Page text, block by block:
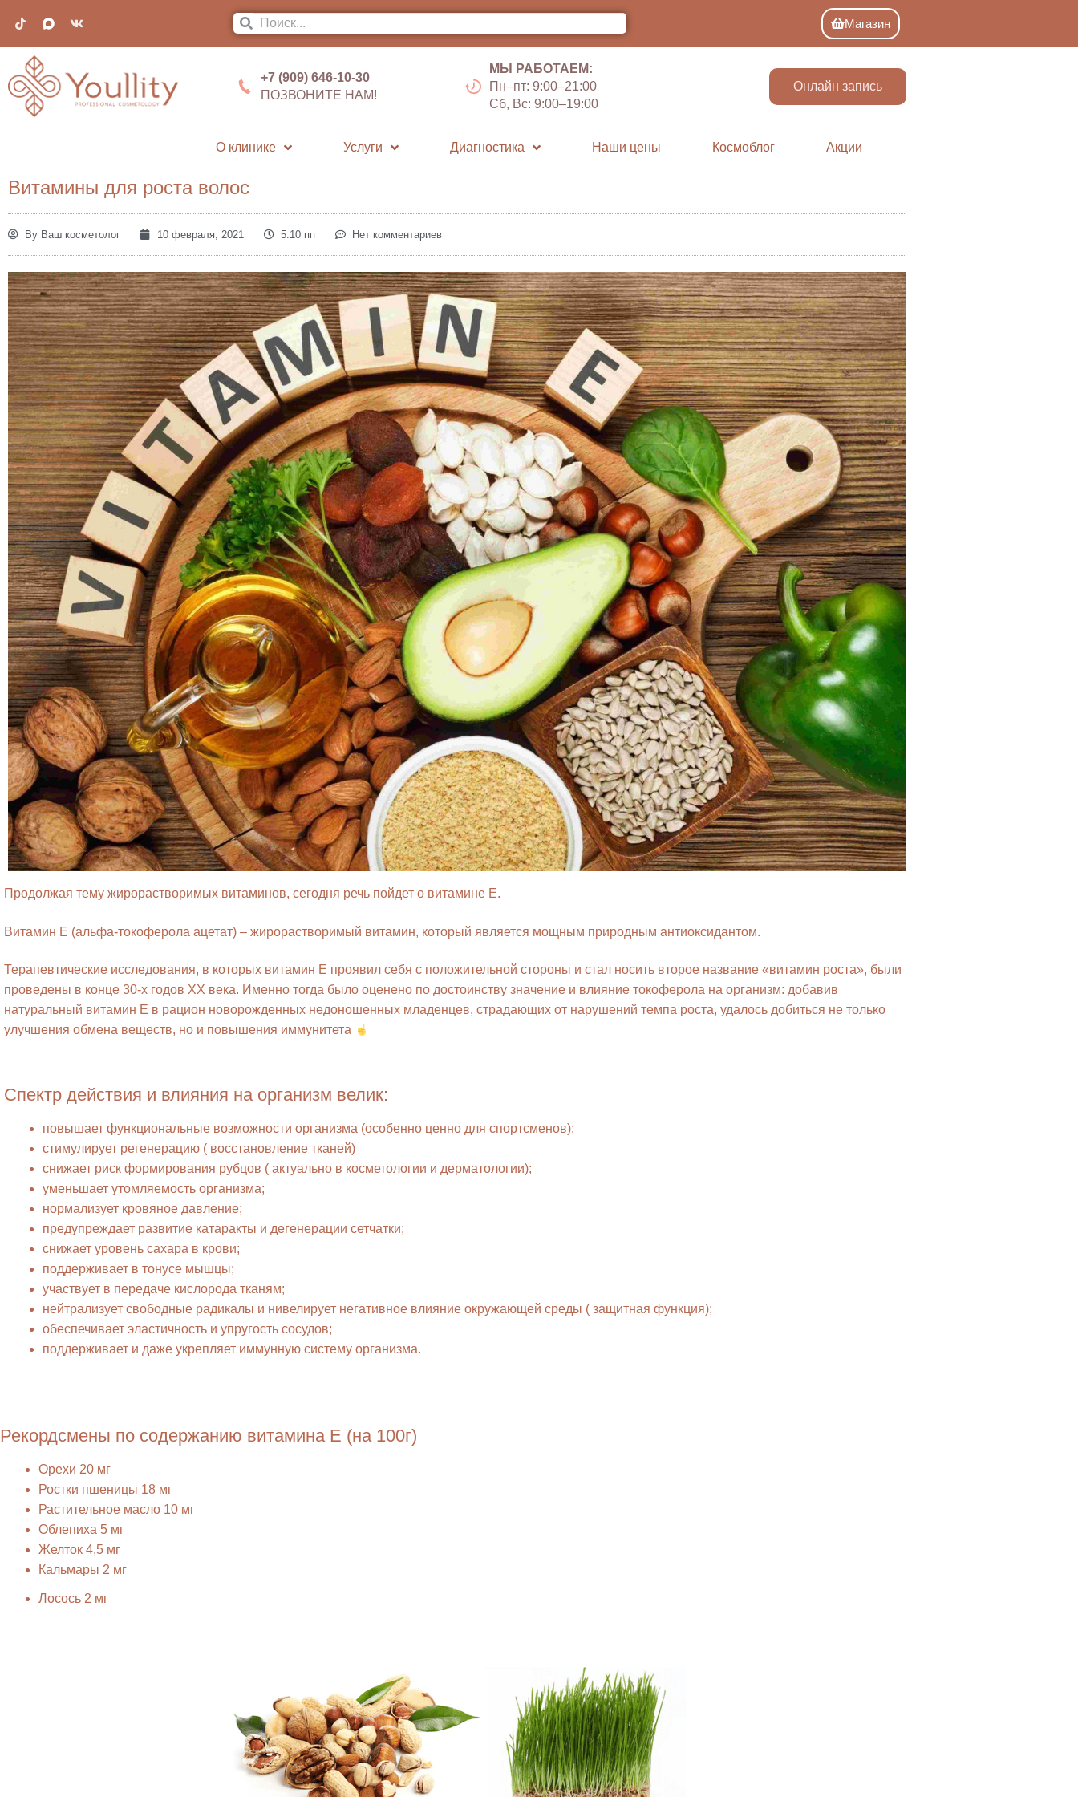
Магазин
+7 (909) 646-10-30
ПОЗВОНИТЕ НАМ!
МЫ РАБОТАЕМ:
Пн–пт: 9:00–21:00
Сб, Вс: 9:00–19:00
Онлайн запись
О клинике Услуги Диагностика Наши цены Космоблог Акции
Витамины для роста волос
By Ваш косметолог 10 февраля, 2021 5:10 пп Нет комментариев
Продолжая тему жирорастворимых витаминов, сегодня речь пойдет о витамине Е.
Витамин Е (альфа-токоферола ацетат) – жирорастворимый витамин, который является мощным природным антиоксидантом.
Терапевтические исследования, в которых витамин Е проявил себя с положительной стороны и стал носить второе название «витамин роста», были
проведены в конце 30-х годов XX века. Именно тогда было оценено по достоинству значение и влияние токоферола на организм: добавив
натуральный витамин Е в рацион новорожденных недоношенных младенцев, страдающих от нарушений темпа роста, удалось добиться не только
улучшения обмена веществ, но и повышения иммунитета
Спектр действия и влияния на организм велик:
повышает функциональные возможности организма (особенно ценно для спортсменов);
стимулирует регенерацию ( восстановление тканей)
снижает риск формирования рубцов ( актуально в косметологии и дерматологии);
уменьшает утомляемость организма;
нормализует кровяное давление;
предупреждает развитие катаракты и дегенерации сетчатки;
снижает уровень сахара в крови;
поддерживает в тонусе мышцы;
участвует в передаче кислорода тканям;
нейтрализует свободные радикалы и нивелирует негативное влияние окружающей среды ( защитная функция);
обеспечивает эластичность и упругость сосудов;
поддерживает и даже укрепляет иммунную систему организма.
Рекордсмены по содержанию витамина Е (на 100г)
Орехи 20 мг
Ростки пшеницы 18 мг
Растительное масло 10 мг
Облепиха 5 мг
Желток 4,5 мг
Кальмары 2 мг
Лосось 2 мг